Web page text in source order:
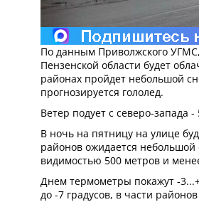
По данным Приволжского
Пензенской области будет
районах пройдет небольшой
прогнозируется гололед.
Ветер подует с северо-запада -
В ночь на пятницу на улице
районов ожидается небольшой
видимостью 500 метров и
Днем термометры покажут -
до -7 градусов, в части